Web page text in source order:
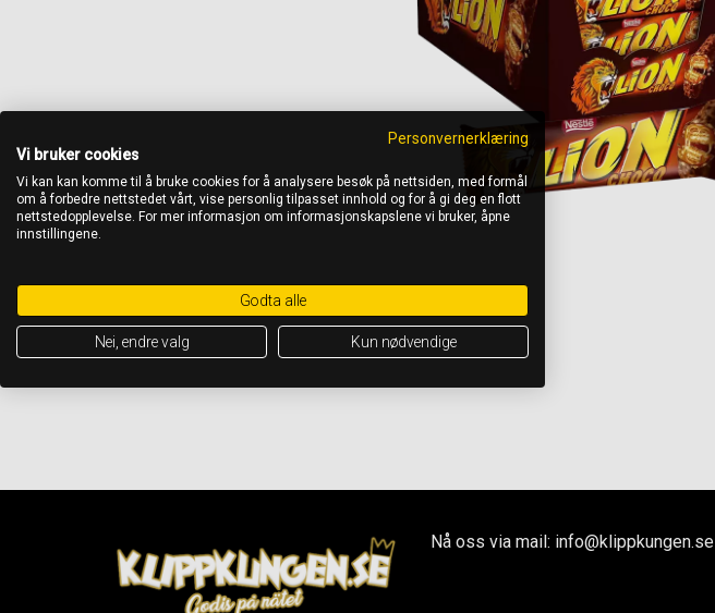
Nå oss via mail: info@klippkungen.se
Personvernerklæring
Vi bruker cookies
Vi kan kan komme til å bruke cookies for å analysere besøk på nettsiden, med formål
om å forbedre nettstedet vårt, vise personlig tilpasset innhold og for å gi deg en flott
nettstedopplevelse. For mer informasjon om informasjonskapslene vi bruker, åpne
innstillingene.
Godta alle
Nei, endre valg Kun nødvendige